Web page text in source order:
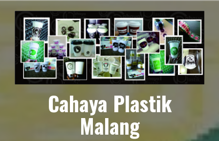
konten
Cahaya Plastik
Malang